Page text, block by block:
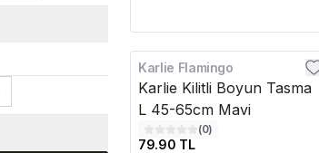
Karlie Flamingo
Karlie Kilitli Boyun Tasma
L 45-65cm Mavi
(0)
79.90 TL